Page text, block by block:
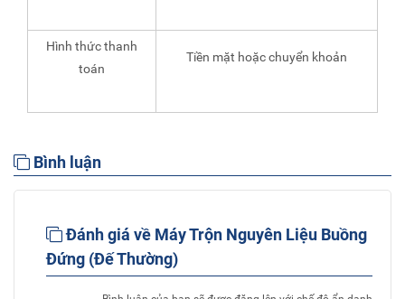
Hình thức thanh
toán
Tiền mặt hoặc chuyển khoản
Bình luận
Đánh giá về Máy Trộn Nguyên Liệu Buồng
Đứng (Đế Thường)